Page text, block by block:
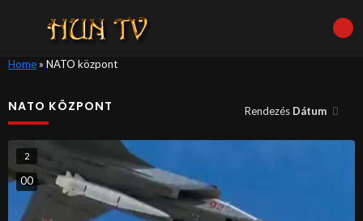
Home» NATO központ
NATO KÖZPONT Rendezés Dátum
2
00